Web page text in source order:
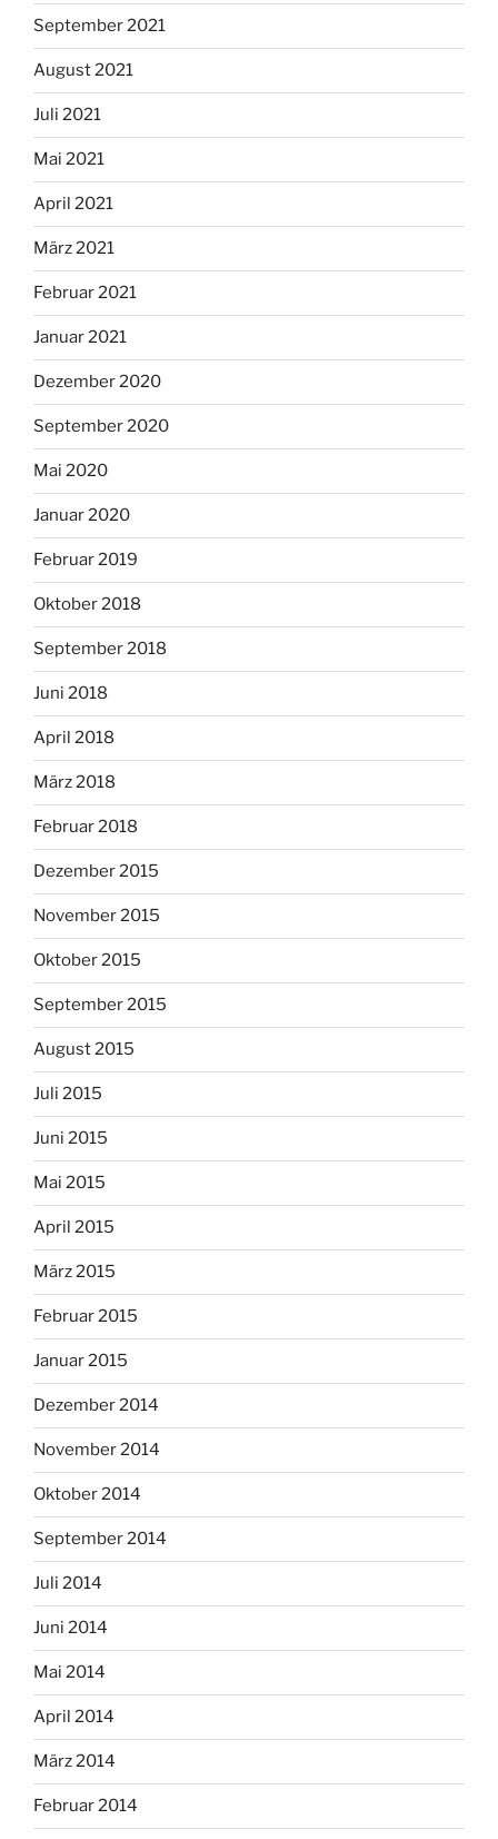
September 2021
August 2021
Juli 2021
Mai 2021
April 2021
März 2021
Februar 2021
Januar 2021
Dezember 2020
September 2020
Mai 2020
Januar 2020
Februar 2019
Oktober 2018
September 2018
Juni 2018
April 2018
März 2018
Februar 2018
Dezember 2015
November 2015
Oktober 2015
September 2015
August 2015
Juli 2015
Juni 2015
Mai 2015
April 2015
März 2015
Februar 2015
Januar 2015
Dezember 2014
November 2014
Oktober 2014
September 2014
Juli 2014
Juni 2014
Mai 2014
April 2014
März 2014
Februar 2014